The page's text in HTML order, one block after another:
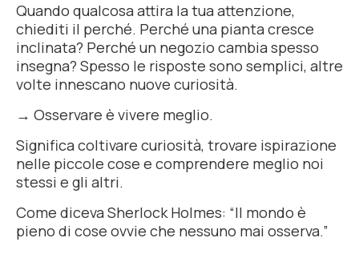
Quando qualcosa attira la tua attenzione,
chiediti il perché. Perché una pianta cresce
inclinata? Perché un negozio cambia spesso
insegna? Spesso le risposte sono semplici, altre
volte innescano nuove curiosità.
→ Osservare è vivere meglio.
Significa coltivare curiosità, trovare ispirazione
nelle piccole cose e comprendere meglio noi
stessi e gli altri.
Come diceva Sherlock Holmes: “Il mondo è
pieno di cose ovvie che nessuno mai osserva.”